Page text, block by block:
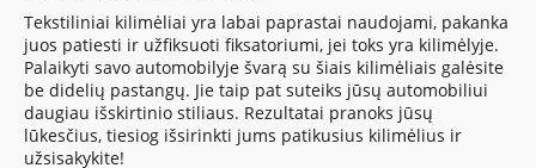
Tekstiliniai kilimėliai yra labai paprastai naudojami, pakanka
juos patiesti ir užfiksuoti fiksatoriumi, jei toks yra kilimėlyje.
Palaikyti savo automobilyje švarą su šiais kilimėliais galėsite
be didelių pastangų. Jie taip pat suteiks jūsų automobiliui
daugiau išskirtinio stiliaus. Rezultatai pranoks jūsų
lūkesčius, tiesiog išsirinkti jums patikusius kilimėlius ir
užsisakykite!